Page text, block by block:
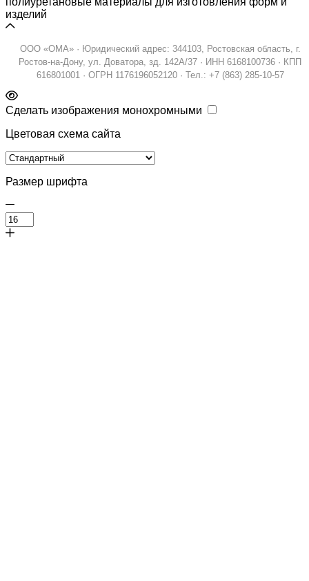
изделий
ООО «ОМА» · Юридический адрес: 344103, Ростовская область, г.
Ростов-на-Дону, ул. Доватора, зд. 142А/37 · ИНН 6168100736 · КПП
616801001 · ОГРН 1176196052120 · Тел.: +7 (863) 285-10-57
Сделать изображения монохромными
Цветовая схема сайта
Размер шрифта